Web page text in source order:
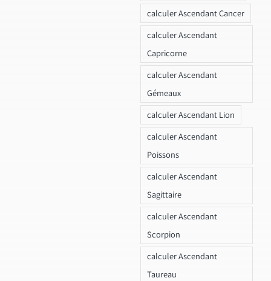
calculer Ascendant Cancer
calculer Ascendant
Capricorne
calculer Ascendant
Gémeaux
calculer Ascendant Lion
calculer Ascendant
Poissons
calculer Ascendant
Sagittaire
calculer Ascendant
Scorpion
calculer Ascendant
Taureau